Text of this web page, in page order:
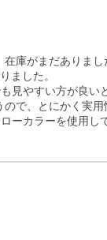
庫がまだありま
ました。
見やすい方が良い
で、とにかく実
ーカラーを使用し